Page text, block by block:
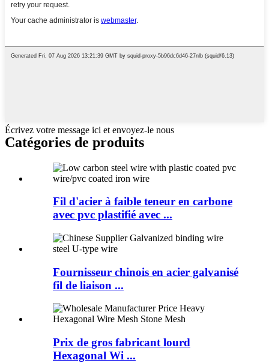
Écrivez votre message ici et envoyez-le nous
Catégories de produits
Fil d'acier à faible teneur en carbone
avec pvc plastifié avec ...
Fournisseur chinois en acier galvanisé
fil de liaison ...
Prix ​​de gros fabricant lourd
Hexagonal Wi ...